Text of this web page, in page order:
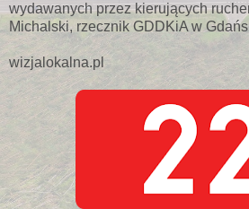
wydawanych przez kierujących
Michalski, rzecznik GDDKiA w
wizjalokalna.pl